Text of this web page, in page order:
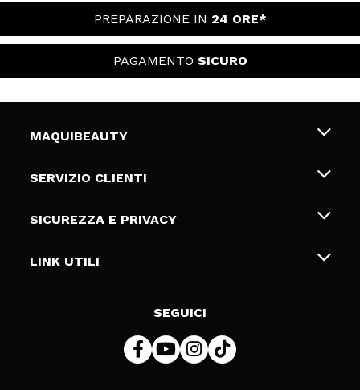
PREPARAZIONE IN 24 ORE*
PAGAMENTO SICURO
MAQUIBEAUTY
Chi siamo
Gift Cards
SERVIZIO CLIENTI
Spedizioni & Resi
Metodi di pagamamento
SICUREZZA E PRIVACY
Termini e condizioni
LINK UTILI
SEGUICI